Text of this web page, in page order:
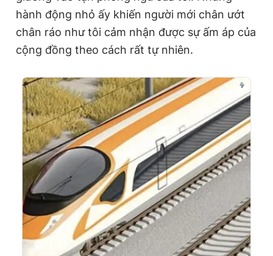
hành động nhỏ ấy khiến người mới chân ướt
chân ráo như tôi cảm nhận được sự ấm áp của
cộng đồng theo cách rất tự nhiên.